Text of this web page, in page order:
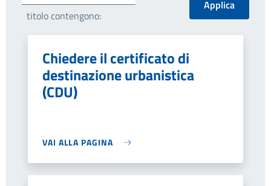
titolo contengono:
Chiedere il certificato di
destinazione urbanistica
(CDU)
VAI ALLA PAGINA